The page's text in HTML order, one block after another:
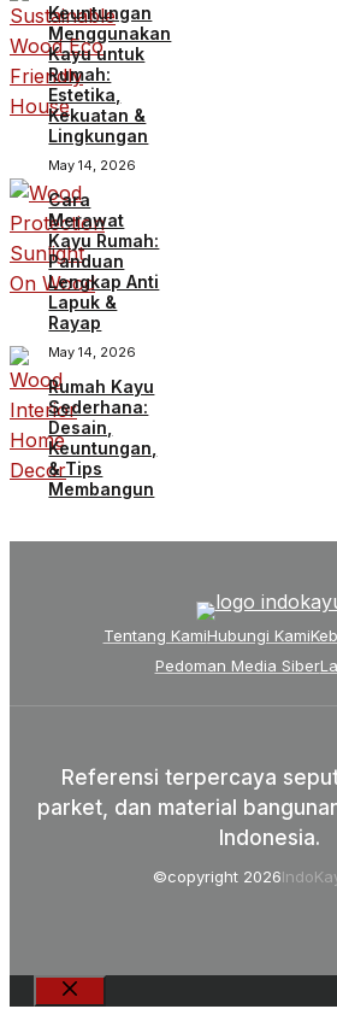
Keuntungan
Menggunakan
Kayu untuk
Rumah:
Estetika,
Kekuatan &
Lingkungan
May 14, 2026
Cara
Merawat
Kayu Rumah:
Panduan
Lengkap Anti
Lapuk &
Rayap
May 14, 2026
Rumah Kayu
Sederhana:
Desain,
Keuntungan,
& Tips
Membangun
Tentang KamiHubungi Kami
Pedoman Media Siber
Referensi terpercaya
parket, dan material
Indonesia.
©copyright 2026